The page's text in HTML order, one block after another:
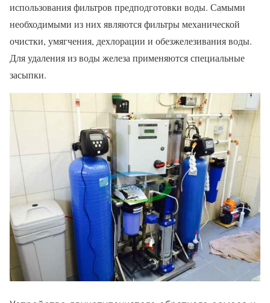
использования фильтров предподготовки воды. Самыми
необходимыми из них являются фильтры механической
очистки, умягчения, дехлорации и обезжелезивания воды.
Для удаления из воды железа применяются специальные
засыпки.